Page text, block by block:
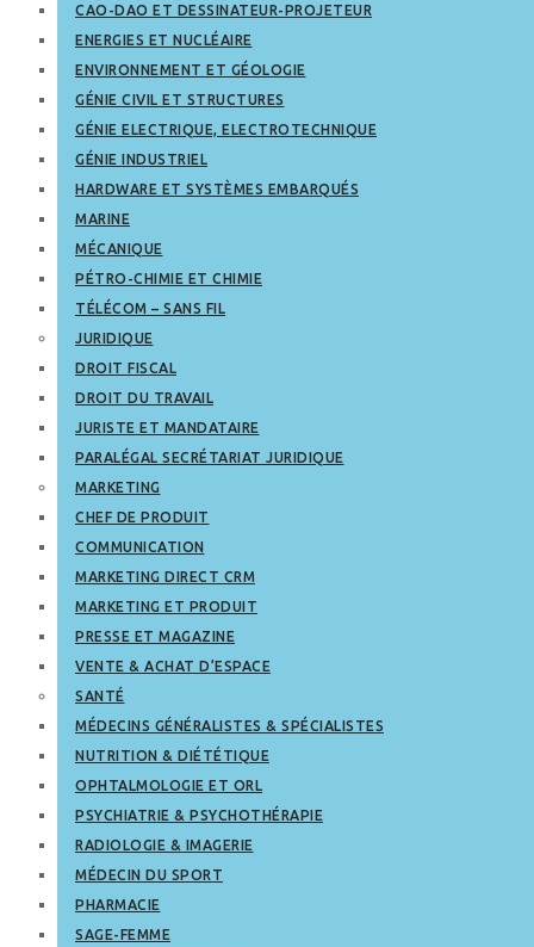
CAO-DAO ET DESSINATEUR-PROJETEUR
ENERGIES ET NUCLÉAIRE
ENVIRONNEMENT ET GÉOLOGIE
GÉNIE CIVIL ET STRUCTURES
GÉNIE ELECTRIQUE, ELECTROTECHNIQUE
GÉNIE INDUSTRIEL
HARDWARE ET SYSTÈMES EMBARQUÉS
MARINE
MÉCANIQUE
PÉTRO-CHIMIE ET CHIMIE
TÉLÉCOM – SANS FIL
JURIDIQUE
DROIT FISCAL
DROIT DU TRAVAIL
JURISTE ET MANDATAIRE
PARALÉGAL SECRÉTARIAT JURIDIQUE
MARKETING
CHEF DE PRODUIT
COMMUNICATION
MARKETING DIRECT CRM
MARKETING ET PRODUIT
PRESSE ET MAGAZINE
VENTE & ACHAT D’ESPACE
SANTÉ
MÉDECINS GÉNÉRALISTES & SPÉCIALISTES
NUTRITION & DIÉTÉTIQUE
OPHTALMOLOGIE ET ORL
PSYCHIATRIE & PSYCHOTHÉRAPIE
RADIOLOGIE & IMAGERIE
MÉDECIN DU SPORT
PHARMACIE
SAGE-FEMME